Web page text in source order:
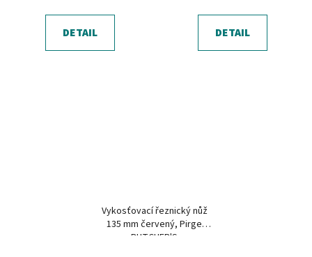
DETAIL DETAIL
Vykosťovací řeznický nůž
135 mm červený, Pirge
BUTCHER'S